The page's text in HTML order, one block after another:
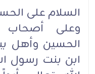
السلام على
وعلى أصحاب
الحسين وأهل
ابن بنت رسول